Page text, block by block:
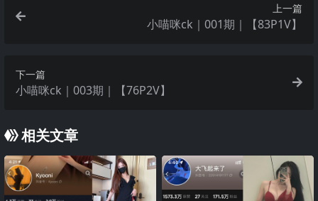
上一篇
小喵咪ck｜001期｜【83P1V】
下一篇
小喵咪ck｜003期｜【76P2V】
相关文章